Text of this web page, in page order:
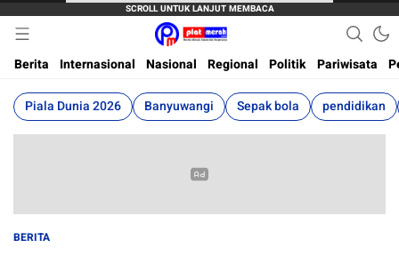
Plat Merah
Berita Terkini, Akurat, Terpercaya Dan Cepat
Berita
Internasional Nasional Regional Politik Pariwisata
Piala Dunia 2026 Banyuwangi Sepak bola pendidikan
BERITA